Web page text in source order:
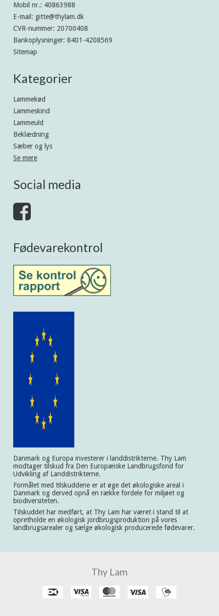
Mobil nr.: 40863988
E-mail : gitte@thylam.dk
CVR-nummer: 20700408
Bankoplysninger: 8401-4208569
Sitemap
Kategorier
Lammekød
Lammeskind
Lammeuld
Beklædning
Sæber og lys
Se mere
Social media
Fødevarekontrol
Danmark og Europa investerer i landdistrikterne. Thy Lam
modtager tilskud fra Den Europæiske Landbrugsfond for
Udvikling af Landdistrikterne.
Formålet med tilskuddene er at øge det økologiske areal i
Danmark og derved opnå en række fordele for miljøet og
biodiversiteten.
Tilskuddet har medført, at Thy Lam har været i stand til at
opretholde en økologisk jordbrugsproduktion på vores
landbrugsarealer og sælge økologisk producerede fødevarer.
Thy Lam